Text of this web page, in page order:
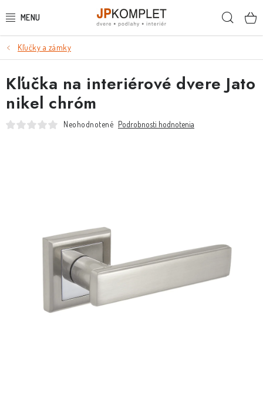
na
PODLAHY
DVERE A ZÁRUBNE
DVERE
OBKLADY A DLAŽBY
Referencie Kontakt
Kľučky a zámky
Kľučka na interiérové dvere Jato
nikel chróm
Neohodnotené Podrobnosti hodnotenia